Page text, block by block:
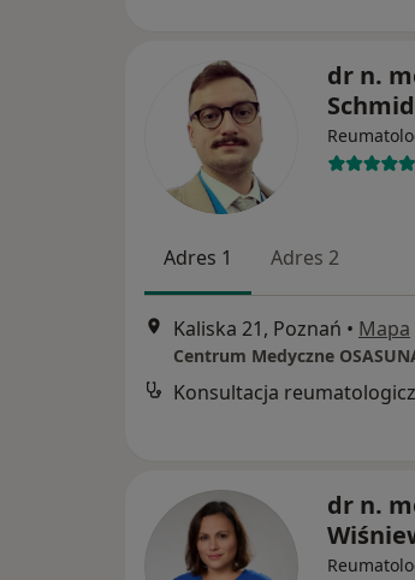
dr n.
Adres 1 Adres 2
Kaliska 21, Poznań • Mapa
Centrum Medyczne
Konsultacja
dr n.